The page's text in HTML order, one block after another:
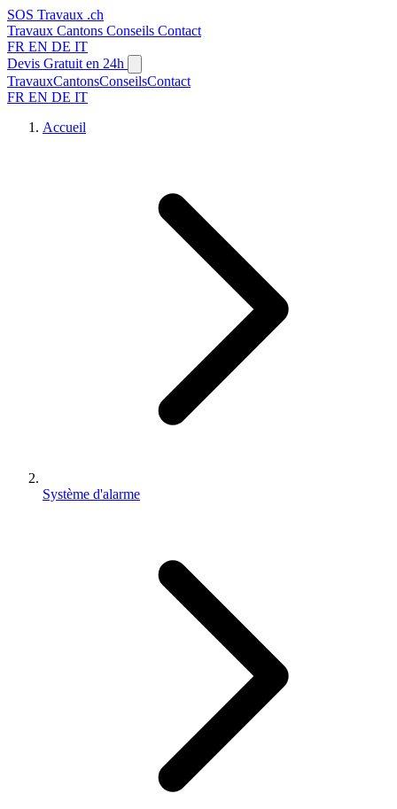
SOS Travaux .ch
Travaux Cantons Conseils Contact
FR EN DE IT
Devis Gratuit en 24h
TravauxCantonsConseilsContact
FR EN DE IT
Accueil
Système d'alarme